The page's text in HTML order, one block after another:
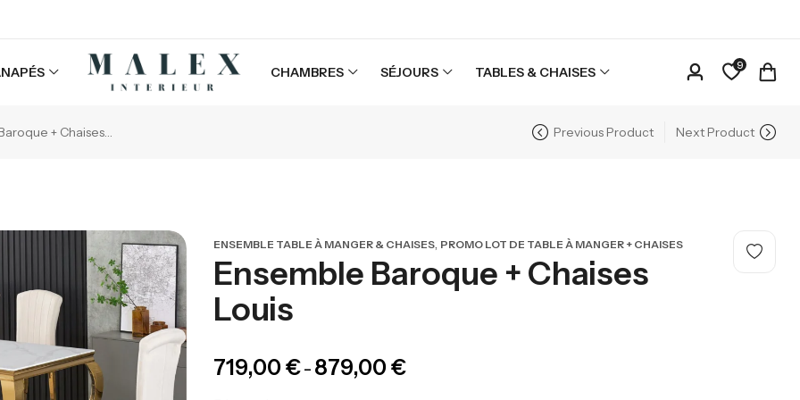
CHAMBRES SÉJOURS TABLES & CHAISES 9
Ensemble Baroque + Chaises Louis Previous Product Next Product
ENSEMBLE TABLE À MANGER & CHAISES PROMO LOT DE TABLE À MANGER + CHAISES
Ensemble Baroque + Chaises
Louis
719,00€ – 879,00€